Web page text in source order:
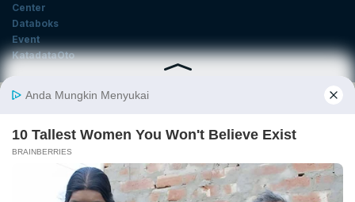
Center
Databoks
Event
KatadataOto
Langganan Newsletter
Ikuti Kami